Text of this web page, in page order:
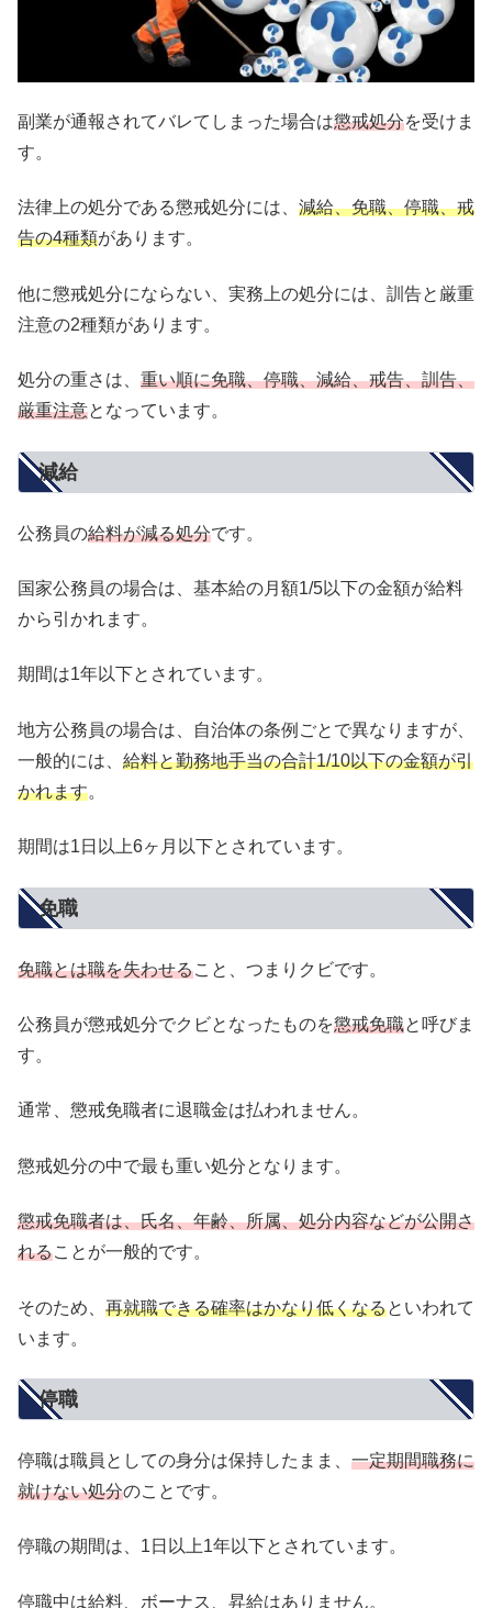
副業が通報されてバレてしまった場合は懲戒処分を受けま
す。
法律上の処分である懲戒処分には、 減給、免職、停職、戒
告の4種類があります。
他に懲戒処分にならない、実務上の処分には、訓告と厳重
注意の2種類があります。
処分の重さは、 重い順に免職、停職、減給、戒告、訓告、
厳重注意となっています。
減給
公務員の給料が減る処分です。
国家公務員の場合は、基本給の月額1/5以下の金額が給料
から引かれます。
期間は1年以下とされています。
地方公務員の場合は、自治体の条例ごとで異なりますが、
一般的には、 給料と勤務地手当の合計1/10以下の金額が引
かれます。
期間は1日以上6ヶ月以下とされています。
免職
免職とは職を失わせること、つまりクビです。
公務員が懲戒処分でクビとなったものを懲戒免職と呼びま
す。
通常、懲戒免職者に退職金は払われません。
懲戒処分の中で最も重い処分となります。
懲戒免職者は、氏名、年齢、所属、処分内容などが公開さ
れることが一般的です。
そのため、 再就職できる確率はかなり低くなるといわれて
います。
停職
停職は職員としての身分は保持したまま、 一定期間職務に
就けない処分のことです。
停職の期間は、1日以上1年以下とされています。
停職中は給料、ボーナス、昇給はありません。